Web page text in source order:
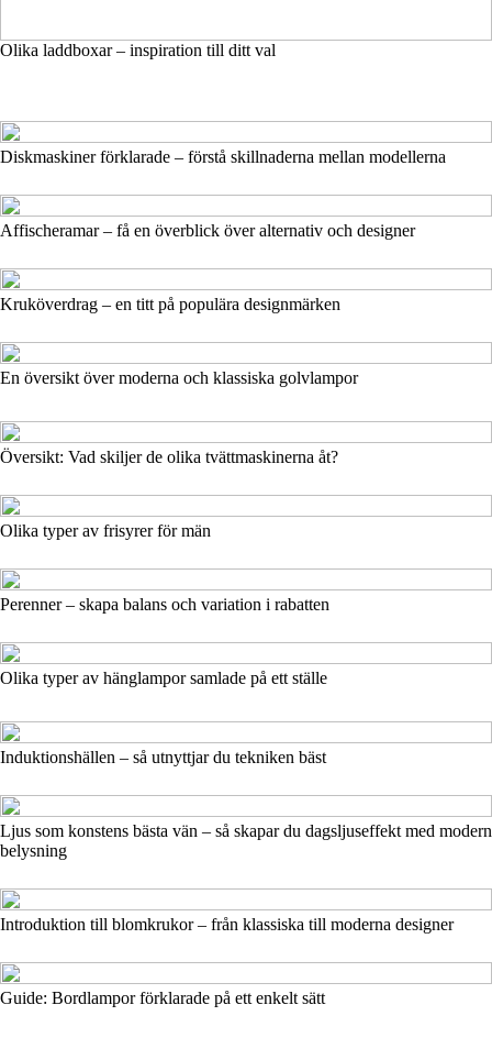
Olika laddboxar – inspiration till ditt val
Diskmaskiner förklarade – förstå skillnaderna mellan modellerna
Affischeramar – få en överblick över alternativ och designer
Kruköverdrag – en titt på populära designmärken
En översikt över moderna och klassiska golvlampor
Översikt: Vad skiljer de olika tvättmaskinerna åt?
Olika typer av frisyrer för män
Perenner – skapa balans och variation i rabatten
Olika typer av hänglampor samlade på ett ställe
Induktionshällen – så utnyttjar du tekniken bäst
Ljus som konstens bästa vän – så skapar du dagsljuseffekt med modern
belysning
Introduktion till blomkrukor – från klassiska till moderna designer
Guide: Bordlampor förklarade på ett enkelt sätt